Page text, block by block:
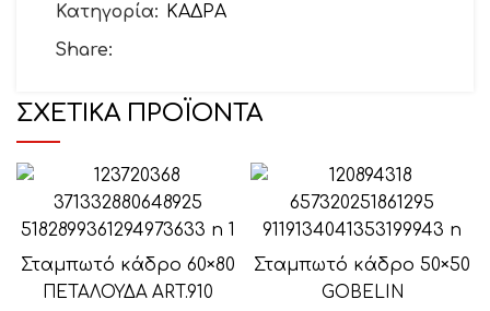
Κατηγορία:
ΚΑΔΡΑ
Share:
ΣΧΕΤΙΚΆ ΠΡΟΪΌΝΤΑ
Σταμπωτό κάδρο 60×80
ART610-n.969
ΠΕΤΑΛΟΥΔΑ ART.910
Σταμπωτό κάδρο 50×50
n.46379
GOBELIN